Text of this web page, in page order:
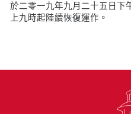
於二零一九年九月二十五日下
上九時起陸續恢復運作。